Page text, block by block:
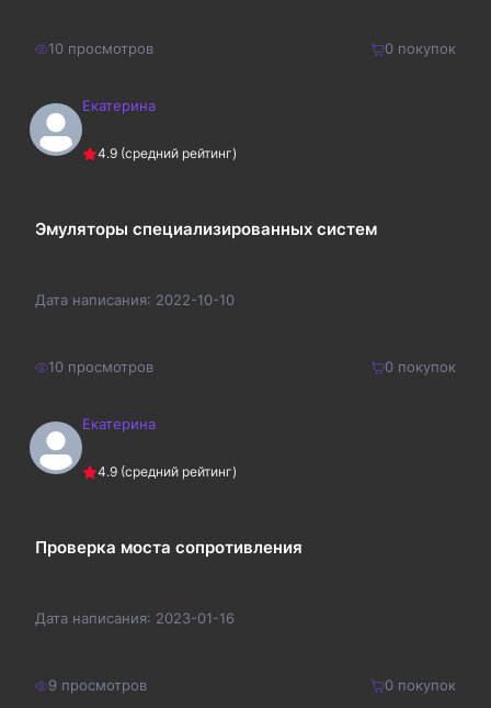
10 просмотров 0покупок
750 ₽Екатерина
4.9 (средний рейтинг)
Эмуляторы специализированных систем
Дата написания: 2022-10-10
10 просмотров 0покупок
400 ₽Екатерина
4.9 (средний рейтинг)
Проверка моста сопротивления
Дата написания: 2023-01-16
9 просмотров 0покупок